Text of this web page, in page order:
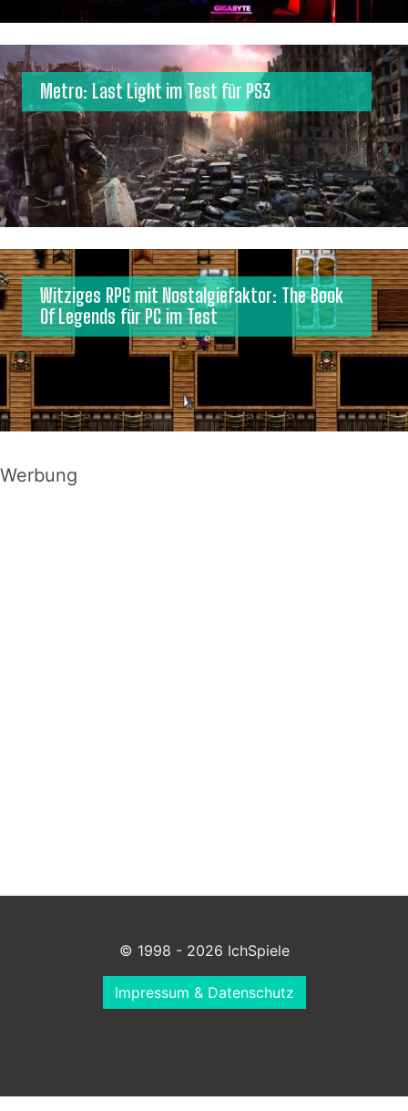
Metro: Last Light im Test für PS3
Witziges RPG mit Nostalgiefaktor: The Book
Of Legends für PC im Test
Werbung
© 1998 - 2026 IchSpiele
Impressum & Datenschutz